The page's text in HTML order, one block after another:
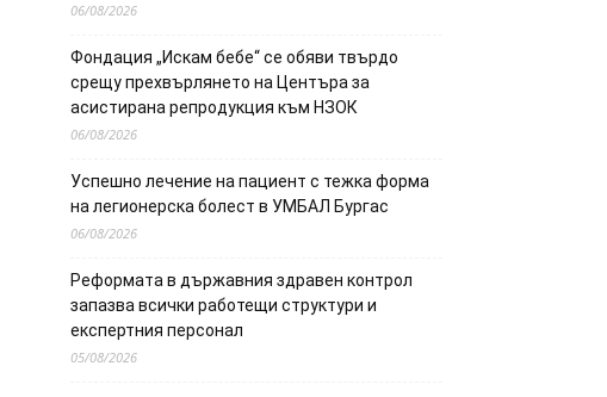
06/08/2026
Фондация „Искам бебе“ се обяви твърдо
срещу прехвърлянето на Центъра за
асистирана репродукция към НЗОК
06/08/2026
Успешно лечение на пациент с тежка форма
на легионерска болест в УМБАЛ Бургас
06/08/2026
Реформата в държавния здравен контрол
запазва всички работещи структури и
експертния персонал
05/08/2026